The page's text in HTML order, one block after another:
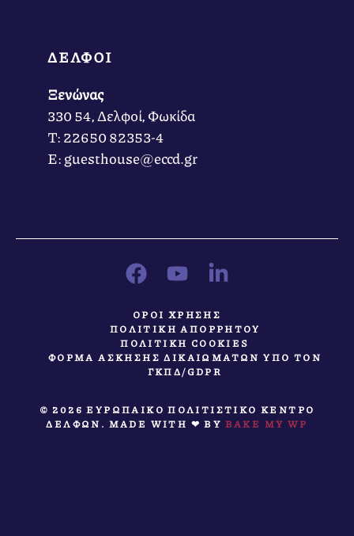
ΔΕΛΦΟΙ
Ξενώνας
330 54, Δελφοί, Φωκίδα
Τ: 22650 82353-4
Ε: guesthouse@eccd.gr
ΟΡΟΙ ΧΡΗΣΗΣ
ΠΟΛΙΤΙΚΗ ΑΠΟΡΡΗΤΟΥ
ΠΟΛΙΤΙΚΗ COOKIES
ΦΟΡΜΑ ΑΣΚΗΣΗΣ ΔΙΚΑΙΩΜΑΤΩΝ ΥΠΟ ΤΟΝ
ΓΚΠΔ/GDPR
© 2026 ΕΥΡΩΠΑΙΚΟ ΠΟΛΙΤΙΣΤΙΚΟ ΚΕΝΤΡΟ
ΔΕΛΦΩΝ. MADE WITH ❤ BY BAKE MY WP